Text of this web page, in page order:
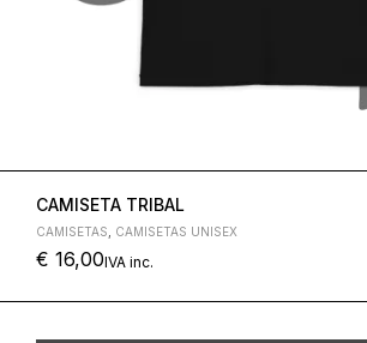
CAMISETA TRIBAL
CAMISETAS CAMISETAS UNISEX
€ 16,00IVA inc.